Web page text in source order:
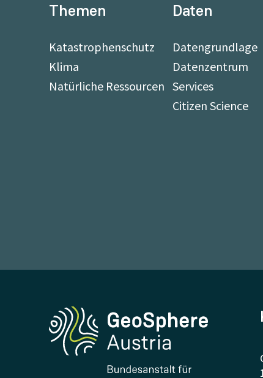
Themen
Katastrophenschutz
Klima
Natürliche Ressourcen
Daten
Datengrundlage
Datenzentrum
Services
Citizen Science